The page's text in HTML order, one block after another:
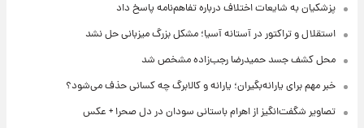
پزشکیان به شایعات اختلاف درباره تفاهم‌نامه پاسخ داد
استقلال و تراکتور در آستانه آسیا؛ مشکل بزرگ میزبانی حل نشد
محل کشف جسد حمیدرضا رجب‌زاده مشخص شد
خبر مهم برای یارانه‌بگیران؛ یارانه و کالابرگ چه کسانی حذف می‌شود؟
تصاویر شگفت‌انگیز از اهرام باستانی سودان در دل صحرا + عکس